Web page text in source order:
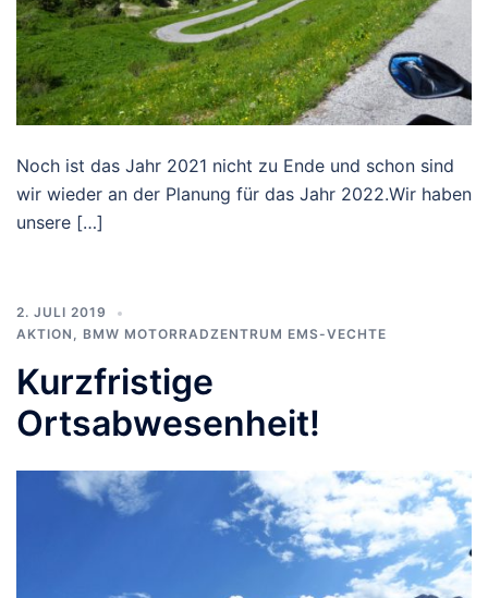
Noch ist das Jahr 2021 nicht zu Ende und schon sind
wir wieder an der Planung für das Jahr 2022.Wir haben
unsere […]
2. JULI 2019
AKTION , BMW MOTORRADZENTRUM EMS-VECHTE
Kurzfristige
Ortsabwesenheit!